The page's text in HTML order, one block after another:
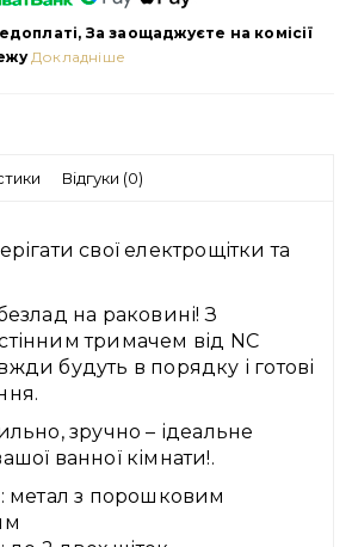
За заощаджуєте на комісії
Докладніше
Відгуки (0)
свої електрощітки та
на раковині! З
тримачем від NC
будуть в порядку і готові
зручно – ідеальне
ванної кімнати!.
метал з порошковим